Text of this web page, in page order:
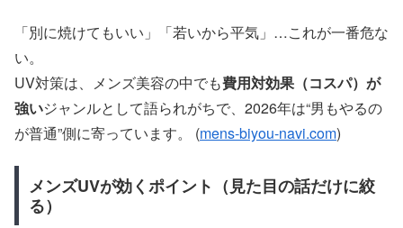
「別に焼けてもいい」「若いから平気」…これが一番危な
い。
UV対策は、メンズ美容の中でも費用対効果（コスパ）が
強いジャンルとして語られがちで、2026年は“男もやるの
が普通”側に寄っています。 (mens-biyou-navi.com)
メンズUVが効くポイント（見た目の話だけに絞
る）